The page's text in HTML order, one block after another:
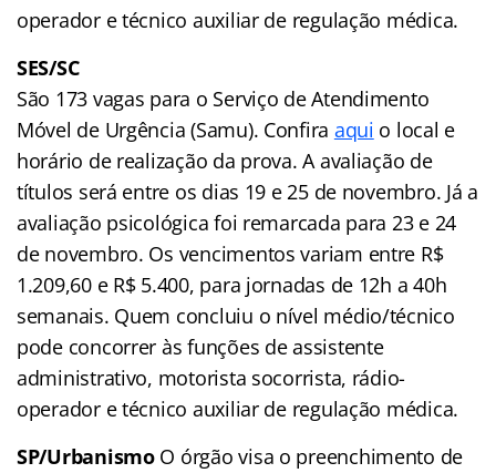
operador e técnico auxiliar de regulação médica.
SES/SC
São 173 vagas para o Serviço de Atendimento
Móvel de Urgência (Samu). Confira aqui o local e
horário de realização da prova. A avaliação de
títulos será entre os dias 19 e 25 de novembro. Já a
avaliação psicológica foi remarcada para 23 e 24
de novembro. Os vencimentos variam entre R$
1.209,60 e R$ 5.400, para jornadas de 12h a 40h
semanais. Quem concluiu o nível médio/técnico
pode concorrer às funções de assistente
administrativo, motorista socorrista, rádio-
operador e técnico auxiliar de regulação médica.
SP/UrbanismoO órgão visa o preenchimento de